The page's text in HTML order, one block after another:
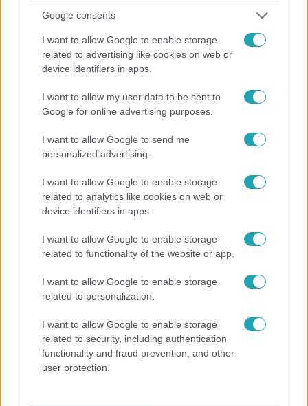
Google consents
I want to allow Google to enable storage
related to advertising like cookies on web or
device identifiers in apps.
I want to allow my user data to be sent to
Google for online advertising purposes.
I want to allow Google to send me
personalized advertising.
I want to allow Google to enable storage
related to analytics like cookies on web or
device identifiers in apps.
I want to allow Google to enable storage
related to functionality of the website or app.
I want to allow Google to enable storage
related to personalization.
I want to allow Google to enable storage
related to security, including authentication
functionality and fraud prevention, and other
user protection.
2026. március 15. 17:33
drágulhat az iráni háború miatt
Két hét alatt harmadával drágult a műtrágya, ami a
lehető legrosszabbkor, a tavaszi vetés kezdetén sújtja a
mezőgazdaságot.
Belföld
2026. március 10. 14:20
Benzinárstop 2026: ennyibe kerül mától a gázolaj